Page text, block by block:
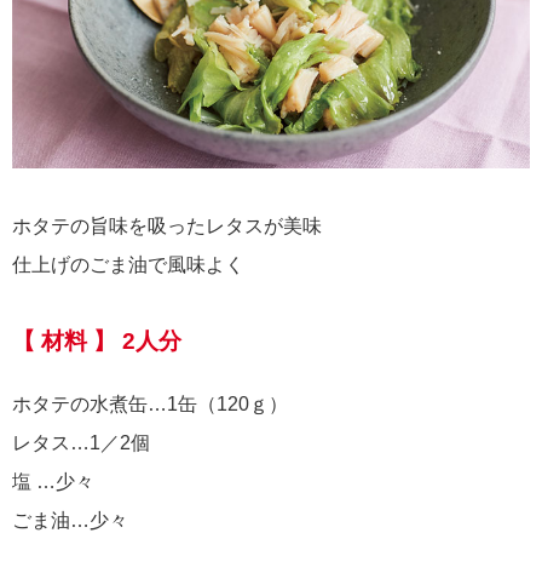
ホタテの旨味を吸ったレタスが美味
仕上げのごま油で風味よく
【 材料 】 2人分
ホタテの水煮缶…1缶（120ｇ）
レタス…1／2個
塩 …少々
ごま油…少々